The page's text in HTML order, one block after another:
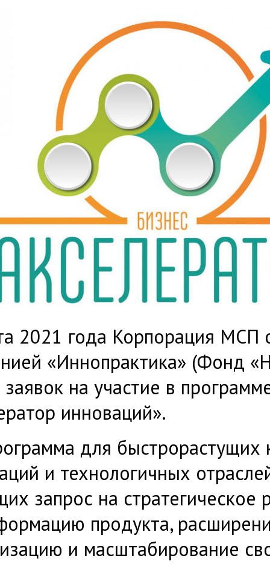
2021 года Корпорация МСП
«Иннопрактика» (Фонд
на участие в
инноваций».
для быстрорастущих
и технологичных
запрос на стратегическое
продукта,
и масштабирование